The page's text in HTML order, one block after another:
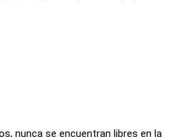
nunca se encuentran libres en la